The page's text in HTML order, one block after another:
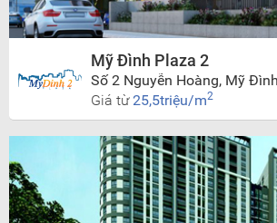
Mỹ Đình Plaza 2
Số 2 Nguyễn Hoàng, Mỹ
Nội
Giá từ 25,5triệu/m2